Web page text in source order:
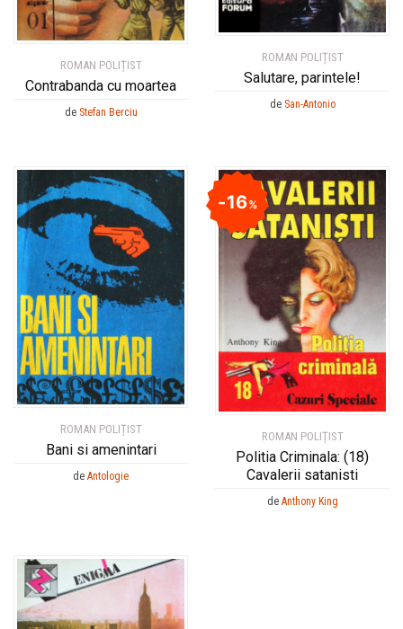
ROMAN POLIȚIST
Contrabanda cu moartea
de Stefan Berciu
ROMAN POLIȚIST
Salutare, parintele!
de San-Antonio
ROMAN POLIȚIST
Bani si amenintari
de Antologie
ROMAN POLIȚIST
Politia Criminala: (18)
Cavalerii satanisti
16%
de Anthony King